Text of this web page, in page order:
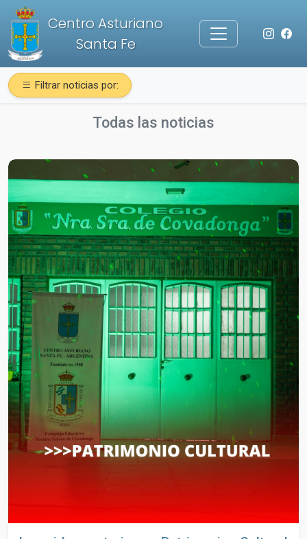
Centro Asturiano
Santa Fe
Filtrar noticias por:
Todas las noticias